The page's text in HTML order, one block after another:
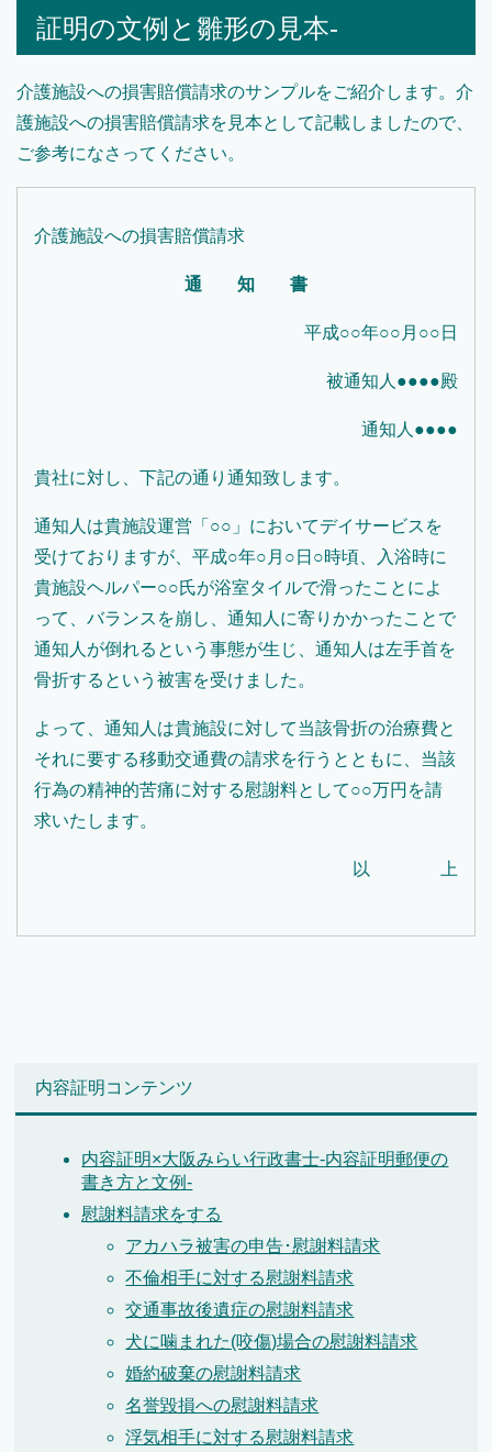
証明の文例と雛形の見本-
介護施設への損害賠償請求のサンプルをご紹介します。介
護施設への損害賠償請求を見本として記載しましたので、
ご参考になさってください。
介護施設への損害賠償請求
通 知 書
平成○○年○○月○○日
被通知人●●●●殿
通知人●●●●
貴社に対し、下記の通り通知致します。
通知人は貴施設運営「○○」においてデイサービスを
受けておりますが、平成○年○月○日○時頃、入浴時に
貴施設ヘルパー○○氏が浴室タイルで滑ったことによ
って、バランスを崩し、通知人に寄りかかったことで
通知人が倒れるという事態が生じ、通知人は左手首を
骨折するという被害を受けました。
よって、通知人は貴施設に対して当該骨折の治療費と
それに要する移動交通費の請求を行うとともに、当該
行為の精神的苦痛に対する慰謝料として○○万円を請
求いたします。
以 上
内容証明コンテンツ
内容証明×大阪みらい行政書士-内容証明郵便の
書き方と文例-
慰謝料請求をする
アカハラ被害の申告･慰謝料請求
不倫相手に対する慰謝料請求
交通事故後遺症の慰謝料請求
犬に噛まれた(咬傷)場合の慰謝料請求
婚約破棄の慰謝料請求
名誉毀損への慰謝料請求
浮気相手に対する慰謝料請求